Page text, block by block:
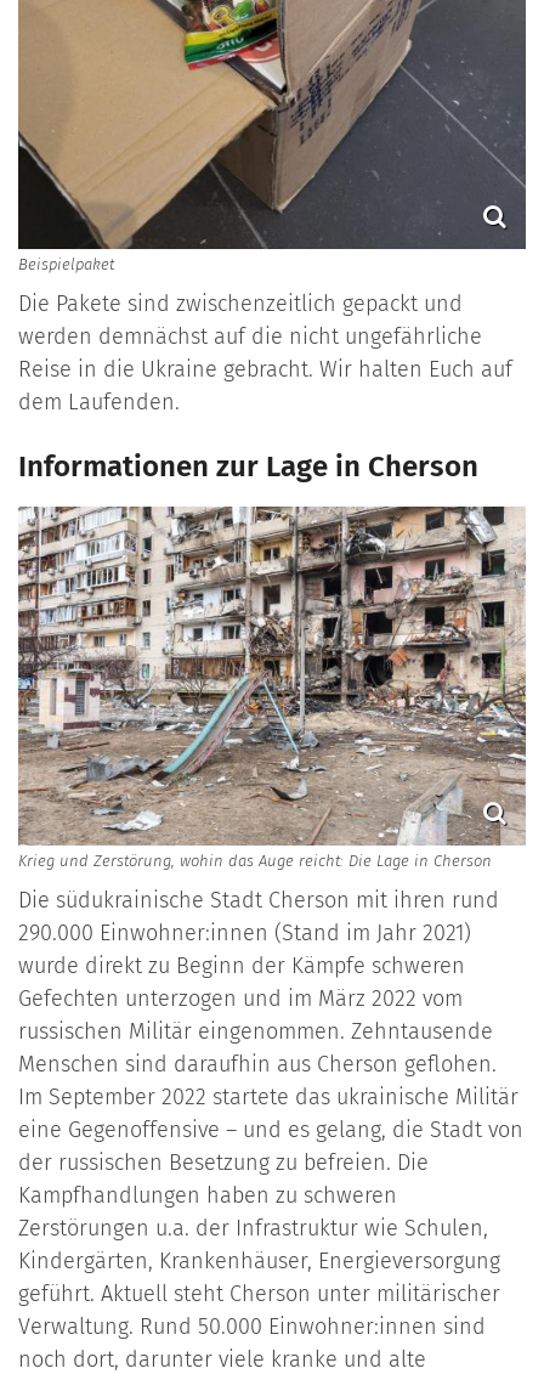
Beispielpaket
Die Pakete sind zwischenzeitlich gepackt und
werden demnächst auf die nicht ungefährliche
Reise in die Ukraine gebracht. Wir halten Euch auf
dem Laufenden.
Informationen zur Lage in Cherson
Krieg und Zerstörung, wohin das Auge reicht: Die Lage in Cherson
Die südukrainische Stadt Cherson mit ihren rund
290.000 Einwohner:innen (Stand im Jahr 2021)
wurde direkt zu Beginn der Kämpfe schweren
Gefechten unterzogen und im März 2022 vom
russischen Militär eingenommen. Zehntausende
Menschen sind daraufhin aus Cherson geflohen.
Im September 2022 startete das ukrainische Militär
eine Gegenoffensive – und es gelang, die Stadt von
der russischen Besetzung zu befreien. Die
Kampfhandlungen haben zu schweren
Zerstörungen u.a. der Infrastruktur wie Schulen,
Kindergärten, Krankenhäuser, Energieversorgung
geführt. Aktuell steht Cherson unter militärischer
Verwaltung. Rund 50.000 Einwohner:innen sind
noch dort, darunter viele kranke und alte